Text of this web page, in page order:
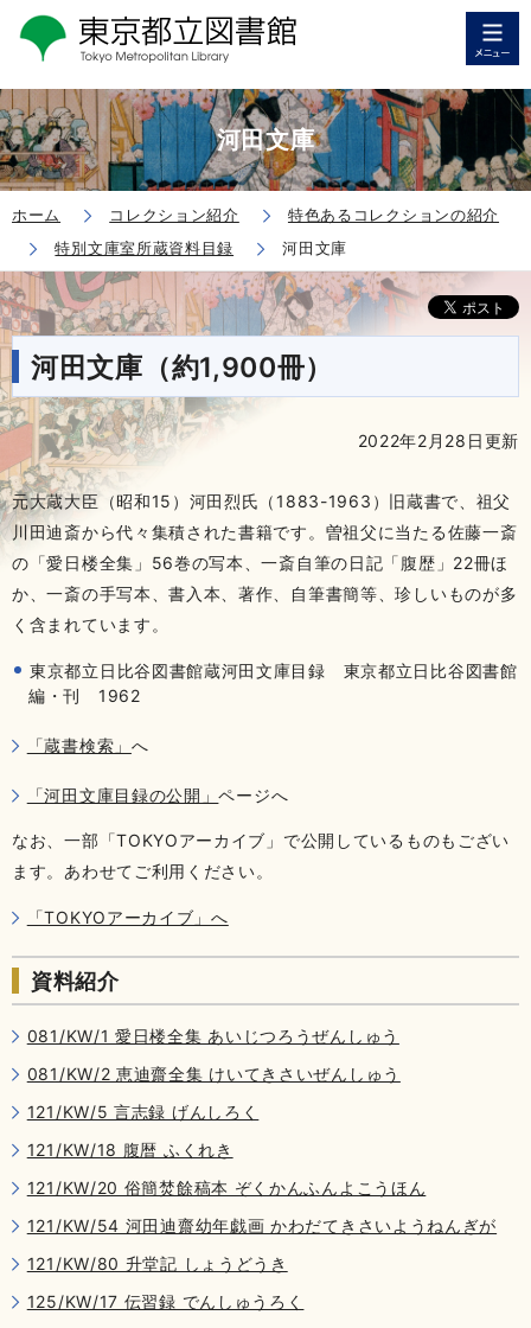
河田文庫
ホーム コレクション紹介
特色あるコレクションの紹介
特別文庫室所蔵資料目録
河田文庫
河田文庫（約1,900冊）
2022年2月28日更新
元大蔵大臣（昭和15）河田烈氏（1883-1963）旧蔵書で、祖父
川田迪斎から代々集積された書籍です。曽祖父に当たる佐藤一斎
の「愛日楼全集」56巻の写本、一斎自筆の日記「腹歴」22冊ほ
か、一斎の手写本、書入本、著作、自筆書簡等、珍しいものが多
く含まれています。
東京都立日比谷図書館蔵河田文庫目録 東京都立日比谷図書館
編・刊 1962
「蔵書検索」 へ
「河田文庫目録の公開」ページへ
なお、一部「TOKYOアーカイブ」で公開しているものもござい
ます。あわせてご利用ください。
「TOKYOアーカイブ」へ
資料紹介
081/KW/1 愛日楼全集 あいじつろうぜんしゅう
081/KW/2 恵迪齋全集 けいてきさいぜんしゅう
121/KW/5 言志録 げんしろく
121/KW/18 腹暦 ふくれき
121/KW/20 俗簡焚餘稿本 ぞくかんふんよこうほん
121/KW/54 河田迪齋幼年戯画 かわだてきさいようねんぎが
121/KW/80 升堂記 しょうどうき
125/KW/17 伝習録 でんしゅうろく